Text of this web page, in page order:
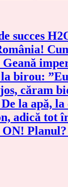
succes
Geană
la birou:
căram
la apă, la
adică tot
Planul?